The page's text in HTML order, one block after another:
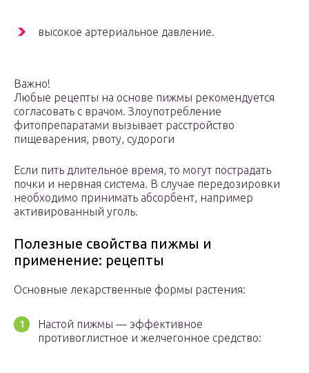
высокое артериальное давление.
Важно!
Любые рецепты на основе пижмы рекомендуется
согласовать с врачом. Злоупотребление
фитопрепаратами вызывает расстройство
пищеварения, рвоту, судороги
Если пить длительное время, то могут пострадать
почки и нервная система. В случае передозировки
необходимо принимать абсорбент, например
активированный уголь.
Полезные свойства пижмы и
применение: рецепты
Основные лекарственные формы растения:
Настой пижмы — эффективное
противоглистное и желчегонное средство: